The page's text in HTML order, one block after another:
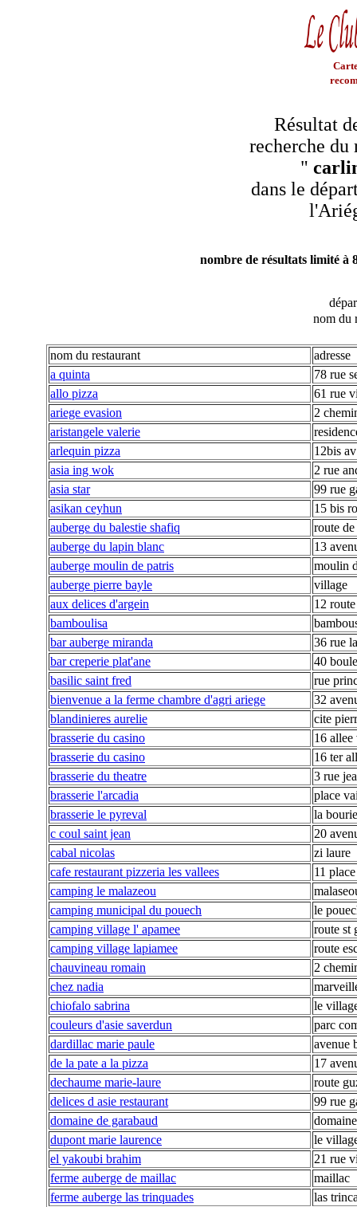
Résultat
recherche du
"
dans le
nombre de résultats limité à
nom du
nom du restaurant
adresse
a quinta
78 rue
allo pizza
61 rue
ariege evasion
2
aristangele valerie
arlequin pizza
12bis
asia ing wok
2 rue
asia star
99 rue
asikan ceyhun
15 bis
auberge du balestie shafiq
route de
auberge du lapin blanc
13
auberge moulin de patris
moulin
auberge pierre bayle
village
aux delices d'argein
12
bamboulisa
bar auberge miranda
36 rue
bar creperie plat'ane
40
basilic saint fred
rue
bienvenue a la ferme chambre d'agri ariege
32
blandinieres aurelie
cite
brasserie du casino
16
brasserie du casino
16 ter
brasserie du theatre
3 rue
brasserie l'arcadia
place
brasserie le pyreval
la
c coul saint jean
20
cabal nicolas
zi laure
cafe restaurant pizzeria les vallees
11
camping le malazeou
camping municipal du pouech
le
camping village l' apamee
route st
camping village lapiamee
route
chauvineau romain
2
chez nadia
chiofalo sabrina
le
couleurs d'asie saverdun
parc
dardillac marie paule
avenue
de la pate a la pizza
17
dechaume marie-laure
route
delices d asie restaurant
99 rue
domaine de garabaud
dupont marie laurence
le
el yakoubi brahim
21 rue
ferme auberge de maillac
maillac
ferme auberge las trinquades
las